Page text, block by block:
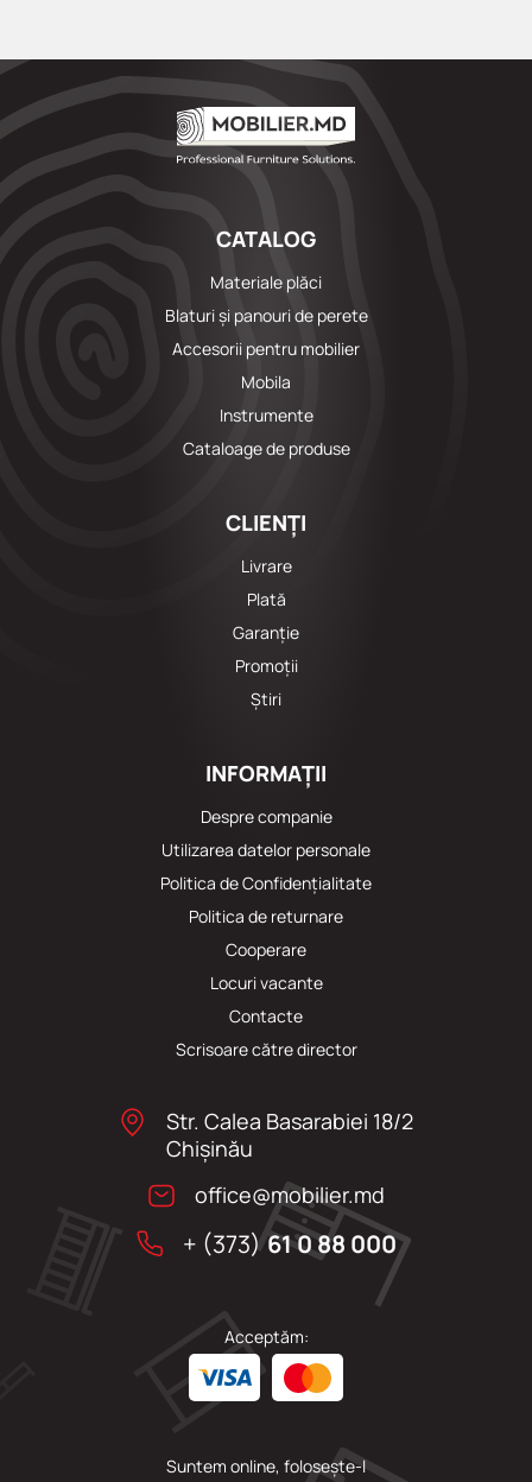
CATALOG
Materiale plăci
Blaturi și panouri de perete
Accesorii pentru mobilier
Mobila
Instrumente
Cataloage de produse
CLIENȚI
Livrare
Plată
Garanție
Promoții
Știri
INFORMAȚII
Despre companie
Utilizarea datelor personale
Politica de Confidențialitate
Politica de returnare
Cooperare
Locuri vacante
Сontacte
Scrisoare către director
Str. Calea Basarabiei 18/2
Chişinău
office@mobilier.md
+ (373)61 0 88 000
Acceptăm:
Suntem online, folosește-l